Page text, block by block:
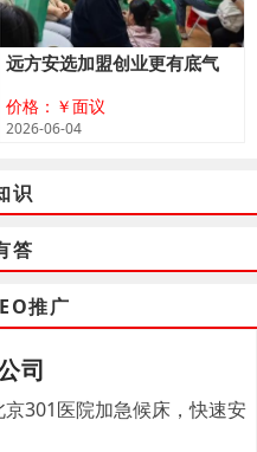
远方安选加盟创业更有底气
价格：￥面议
2026-06-04
识
答
推广
司
301医院加急候床，快速安